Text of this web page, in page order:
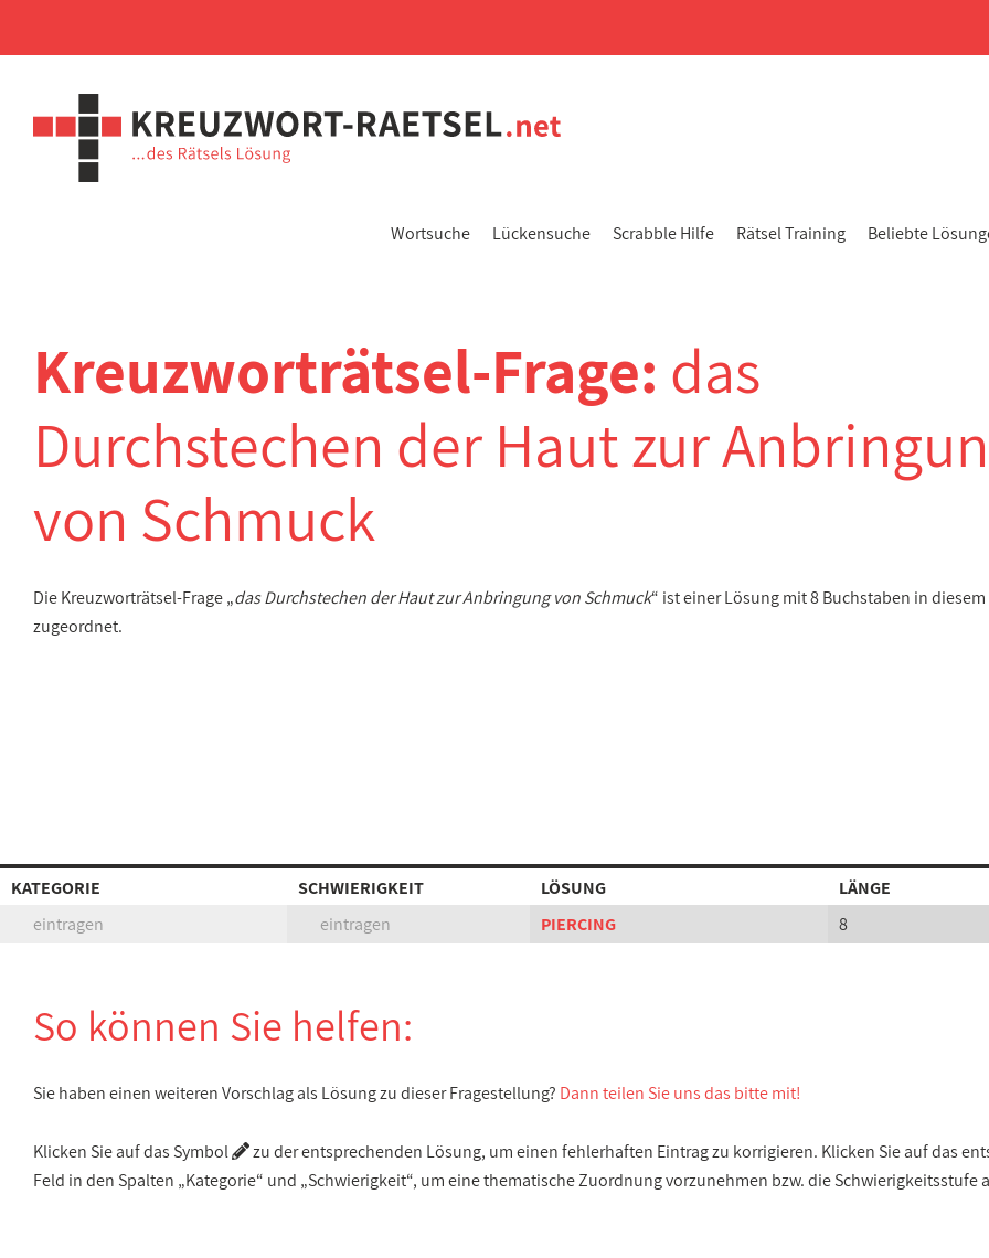
Wortsuche Lückensuche Scrabble Hilfe Rätsel Training Beliebte
Kreuzworträtsel-Frage: das
Durchstechen der Haut zur
von Schmuck
Die Kreuzworträtsel-Frage „das Durchstechen der Haut zur Anbringung von Schmuck“ ist einer Lösung mit 8 Buchstaben in
zugeordnet.
KATEGORIE SCHWIERIGKEIT LÖSUNG
LÄNGE
eintragen
eintragen PIERCING 8
So können Sie helfen:
Sie haben einen weiteren Vorschlag als Lösung zu dieser Fragestellung? Dann teilen Sie uns das bitte mit!
Klicken Sie auf das Symbol
zu der entsprechenden Lösung, um einen fehlerhaften Eintrag zu korrigieren. Klicken Sie auf das
Feld in den Spalten „Kategorie“ und „Schwierigkeit“, um eine thematische Zuordnung vorzunehmen bzw. die Schwierigkeitsstufe